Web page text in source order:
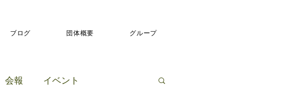
ブログ 団体概要 グループ
会報 イベント